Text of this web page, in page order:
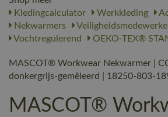
Kledingcalculator
Werkkleding
Nekwarmers
Vochtregulerend
OEKO-TEX®
MASCOT® Workwear Nekwarmer |
donkergrijs-gemêleerd | 18250-803-
MASCOT®